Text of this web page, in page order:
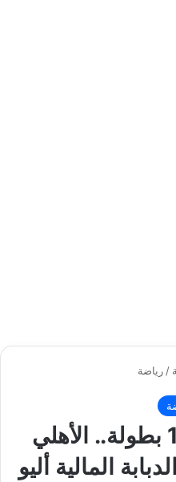
/ رياضة
بعد 7 سنوات و16 بطولة.. الأهلي
المالية أليو